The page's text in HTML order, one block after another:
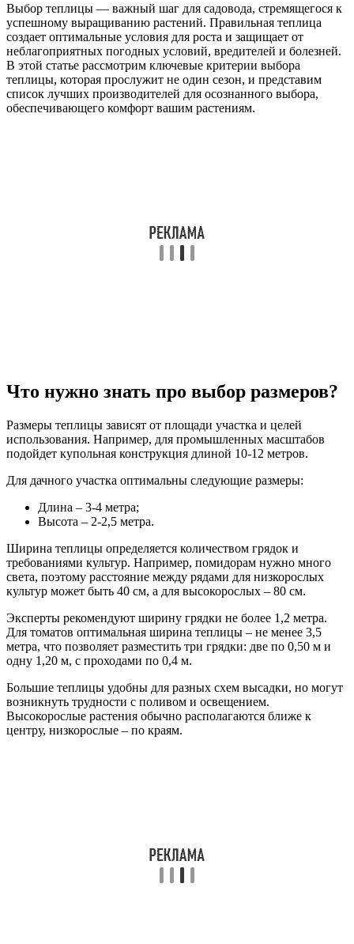
Выбор теплицы — важный шаг для садовода, стремящегося к
успешному выращиванию растений. Правильная теплица
создает оптимальные условия для роста и защищает от
неблагоприятных погодных условий, вредителей и болезней.
В этой статье рассмотрим ключевые критерии выбора
теплицы, которая прослужит не один сезон, и представим
список лучших производителей для осознанного выбора,
обеспечивающего комфорт вашим растениям.
Что нужно знать про выбор размеров?
Размеры теплицы зависят от площади участка и целей
использования. Например, для промышленных масштабов
подойдет купольная конструкция длиной 10-12 метров.
Для дачного участка оптимальны следующие размеры:
Длина – 3-4 метра;
Высота – 2-2,5 метра.
Ширина теплицы определяется количеством грядок и
требованиями культур. Например, помидорам нужно много
света, поэтому расстояние между рядами для низкорослых
культур может быть 40 см, а для высокорослых – 80 см.
Эксперты рекомендуют ширину грядки не более 1,2 метра.
Для томатов оптимальная ширина теплицы – не менее 3,5
метра, что позволяет разместить три грядки: две по 0,50 м и
одну 1,20 м, с проходами по 0,4 м.
Большие теплицы удобны для разных схем высадки, но могут
возникнуть трудности с поливом и освещением.
Высокорослые растения обычно располагаются ближе к
центру, низкорослые – по краям.